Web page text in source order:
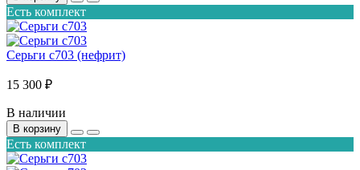
Есть комплект
Серьги с703 (нефрит)
15 300 ₽
В наличии
В корзину
Есть комплект